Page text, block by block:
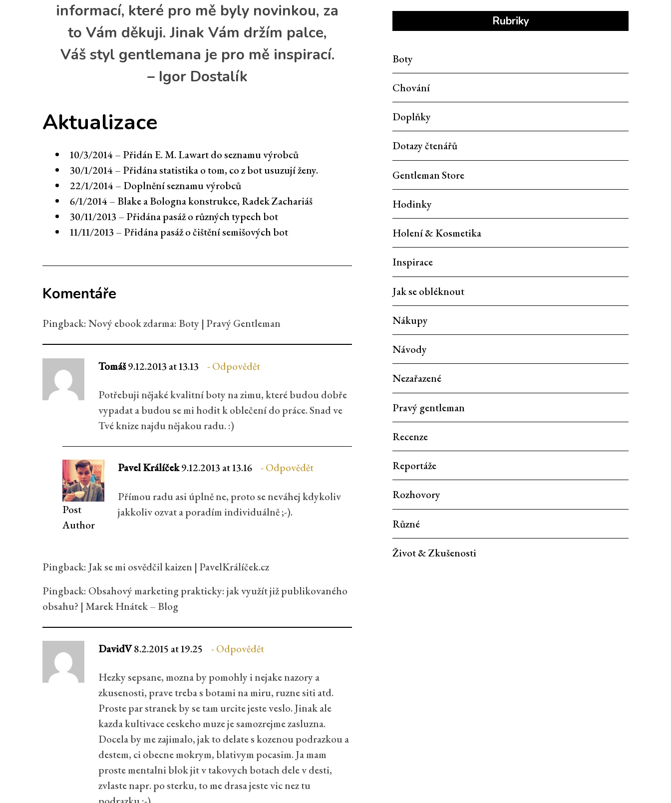
informací, které pro mě byly novinkou, za
to Vám děkuji. Jinak Vám držím palce,
Váš styl gentlemana je pro mě inspirací.
– Igor Dostalík
Aktualizace
10/3/2014 – Přidán E. M. Lawart do seznamu výrobců
30/1/2014 – Přidána statistika o tom, co z bot usuzují ženy.
22/1/2014 – Doplnění seznamu výrobců
6/1/2014 – Blake a Bologna konstrukce, Radek Zachariáš
30/11/2013 – Přidána pasáž o různých typech bot
11/11/2013 – Přidána pasáž o čištění semišových bot
Komentáře
Pingback:Nový ebook zdarma: Boty | Pravý Gentleman
Tomáš9.12.2013 at 13.13 Odpovědět
Potřebuji nějaké kvalitní boty na zimu, které budou dobře
vypadat a budou se mi hodit k oblečení do práce. Snad ve
Tvé knize najdu nějakou radu. :)
Post
Author
Pavel Králíček9.12.2013 at 13.16 Odpovědět
Přímou radu asi úplně ne, proto se neváhej kdykoliv
jakkoliv ozvat a poradím individuálně ;-).
Pingback: Jak se mi osvědčil kaizen | PavelKrálíček.cz
Pingback: Obsahový marketing prakticky: jak využít již publikovaného
obsahu? | Marek Hnátek – Blog
DavidV8.2.2015 at 19.25 Odpovědět
Hezky sepsane, mozna by pomohly i nejake nazory a
zkusenosti, prave treba s botami na miru, ruzne siti atd.
Proste par stranek by se tam urcite jeste veslo. Jinak ale
kazda kultivace ceskeho muze je samozrejme zasluzna.
Docela by me zajimalo, jak to delate s kozenou podrazkou a
destem, ci obecne mokrym, blativym pocasim. Ja mam
proste mentalni blok jit v takovych botach dele v desti,
zvlaste napr. po sterku, to me drasa jeste vic nez tu
Rubriky
Boty
Chování
Doplňky
Dotazy čtenářů
Gentleman Store
Hodinky
Holení & Kosmetika
Inspirace
Jak se obléknout
Nákupy
Návody
Nezařazené
Pravý gentleman
Recenze
Reportáže
Rozhovory
Různé
Život & Zkušenosti